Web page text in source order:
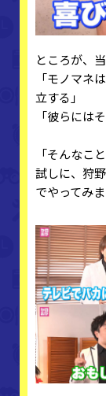
ところが、
「モノマネ
立する」
「彼らには
「そんなこ
試しに、狩
でやってみ